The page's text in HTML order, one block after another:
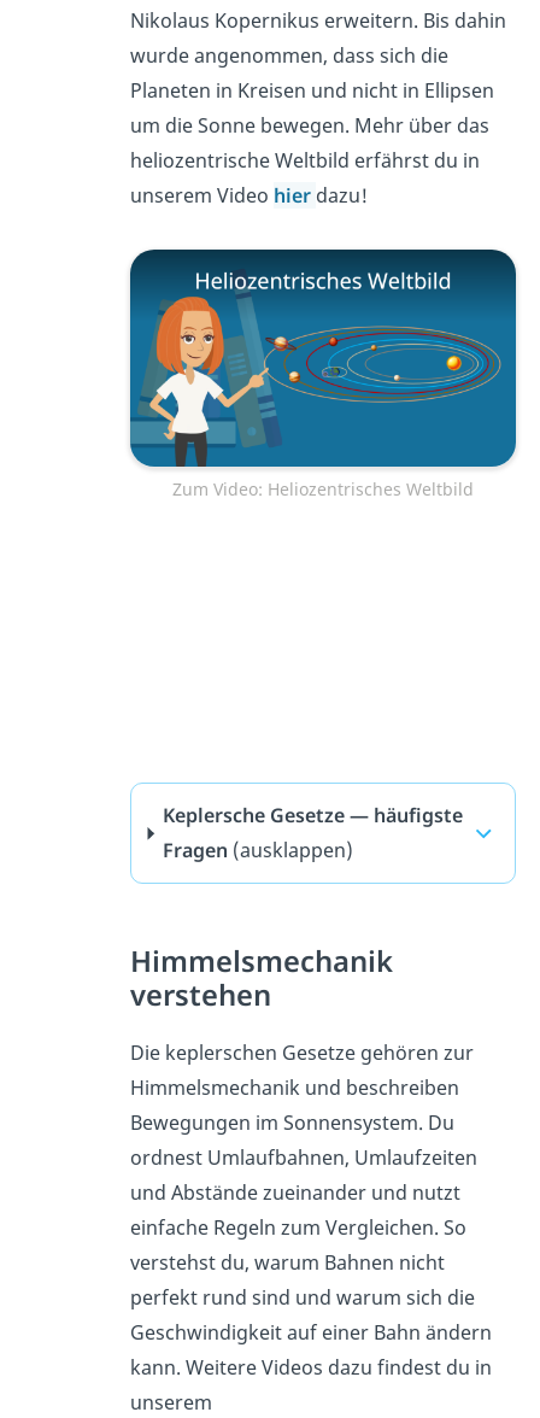
Nikolaus Kopernikus erweitern. Bis dahin
wurde angenommen, dass sich die
Planeten in Kreisen und nicht in Ellipsen
um die Sonne bewegen. Mehr über das
heliozentrische Weltbild erfährst du in
unserem Video hier dazu!
Zum Video: Heliozentrisches Weltbild
Keplersche Gesetze — häufigste
Fragen (ausklappen)
Himmelsmechanik
verstehen
Die keplerschen Gesetze gehören zur
Himmelsmechanik und beschreiben
Bewegungen im Sonnensystem. Du
ordnest Umlaufbahnen, Umlaufzeiten
und Abstände zueinander und nutzt
einfache Regeln zum Vergleichen. So
verstehst du, warum Bahnen nicht
perfekt rund sind und warum sich die
Geschwindigkeit auf einer Bahn ändern
kann. Weitere Videos dazu findest du in
unserem